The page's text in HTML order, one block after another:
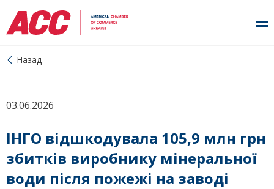
Назад
03.06.2026
ІНГО відшкодувала 105,9 млн грн
збитків виробнику мінеральної
води після пожежі на заводі